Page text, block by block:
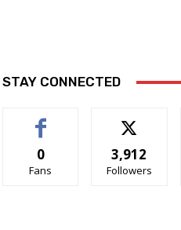
STAY CONNECTED
0
Fans
3,912
Followers